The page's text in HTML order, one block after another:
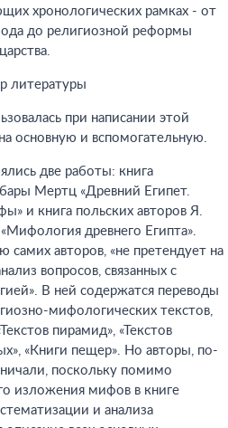
хронологических рамках - от
до религиозной реформы
литературы
при написании этой
основную и вспомогательную.
две работы: книга
Мертц «Древний Египет.
и книга польских авторов Я.
древнего Египта».
самих авторов, «не претендует на
вопросов, связанных с
В ней содержатся переводы
мифологических текстов,
пирамид», «Текстов
«Книги пещер». Но авторы, по-
поскольку помимо
изложения мифов в книге
и анализа